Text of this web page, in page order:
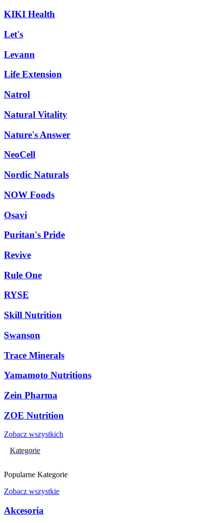
KIKI Health
Let's
Levann
Life Extension
Natrol
Natural Vitality
Nature's Answer
NeoCell
Nordic Naturals
NOW Foods
Osavi
Puritan's Pride
Revive
Rule One
RYSE
Skill Nutrition
Swanson
Trace Minerals
Yamamoto Nutritions
Zein Pharma
ZOE Nutrition
Zobacz wszystkich
Kategorie
Popularne Kategorie
Zobacz wszystkie
Akcesoria